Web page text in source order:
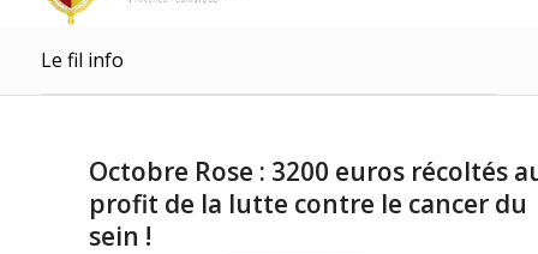
Le fil info
Octobre Rose : 3200 euros récoltés
profit de la lutte contre le cancer du
sein !